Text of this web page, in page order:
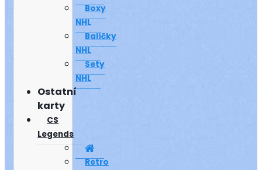
Boxy
NHL
Balíčky
NHL
Sety
NHL
Ostatní
karty
CS
Legends
Retro